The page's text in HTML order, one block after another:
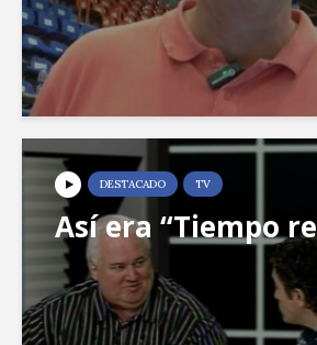
DESTACADO TV
Así era “Tiempo